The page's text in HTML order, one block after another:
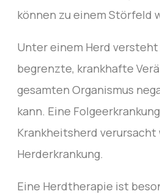
können zu einem Störfeld
Unter einem Herd versteht
begrenzte, krankhafte
gesamten Organismus
kann. Eine
Krankheitsherd verursacht
Herderkrankung.
Eine Herdtherapie ist